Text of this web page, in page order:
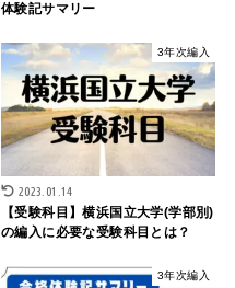
体験記サマリー
3年次編入
2023.01.14
【受験科目】横浜国立大学(学部別)
の編入に必要な受験科目とは？
3年次編入